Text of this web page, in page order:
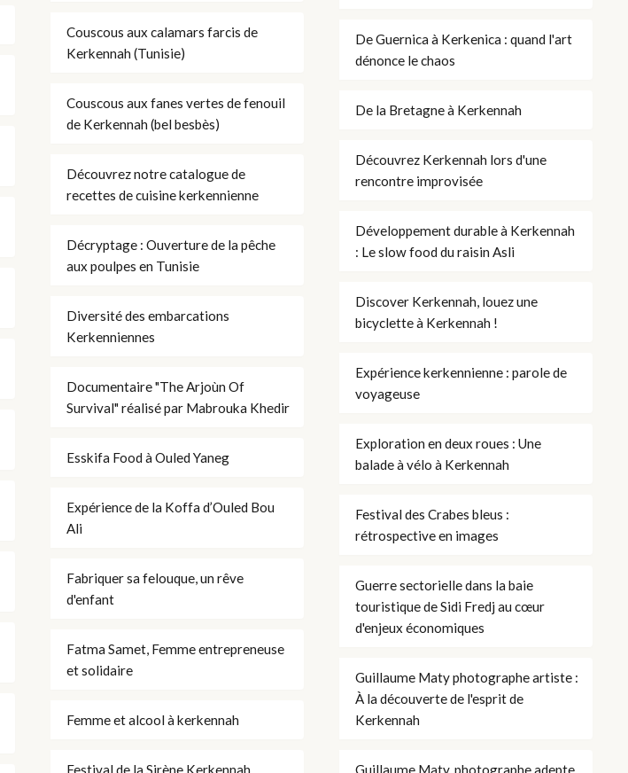
Couscous aux calamars farcis de
Kerkennah (Tunisie)
Couscous aux fanes vertes de fenouil
de Kerkennah (bel besbès)
Découvrez notre catalogue de
recettes de cuisine kerkennienne
Décryptage : Ouverture de la pêche
aux poulpes en Tunisie
Diversité des embarcations
Kerkenniennes
Documentaire "The Arjoùn Of
Survival" réalisé par Mabrouka Khedir
Esskifa Food à Ouled Yaneg
Expérience de la Koffa d’Ouled Bou
Ali
Fabriquer sa felouque, un rêve
d'enfant
Fatma Samet, Femme entrepreneuse
et solidaire
Femme et alcool à kerkennah
Festival de la Sirène Kerkennah
De Guernica à Kerkenica : quand l'art
dénonce le chaos
De la Bretagne à Kerkennah
Découvrez Kerkennah lors d'une
rencontre improvisée
Développement durable à Kerkennah
: Le slow food du raisin Asli
Discover Kerkennah, louez une
bicyclette à Kerkennah !
Expérience kerkennienne : parole de
voyageuse
Exploration en deux roues : Une
balade à vélo à Kerkennah
Festival des Crabes bleus :
rétrospective en images
Guerre sectorielle dans la baie
touristique de Sidi Fredj au cœur
d'enjeux économiques
Guillaume Maty photographe artiste :
À la découverte de l'esprit de
Kerkennah
Guillaume Maty, photographe adepte